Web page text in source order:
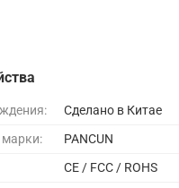
Сделано в Китае
PANCUN
CE / FCC / ROHS